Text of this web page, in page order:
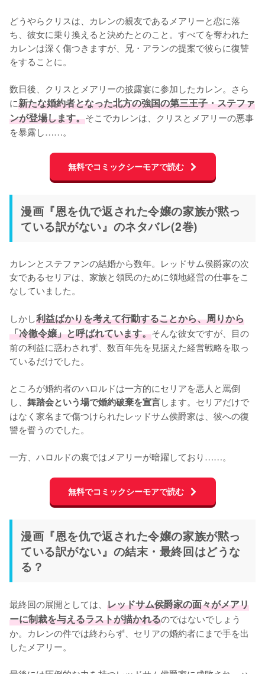
どうやらクリスは、カレンの親友であるメアリーと恋に落
ち、彼女に乗り換えると決めたとのこと。すべてを奪われた
カレンは深く傷つきますが、兄・アランの提案で彼らに復讐
をすることに。
数日後、クリスとメアリーの披露宴に参加したカレン。さら
に新たな婚約者となった北方の強国の第三王子・ステファ
ンが登場します。そこでカレンは、クリスとメアリーの悪事
を暴露し……。
無料でコミックシーモアで読む
漫画『恩を仇で返された令嬢の家族が黙っ
ている訳がない』のネタバレ(2巻)
カレンとステファンの結婚から数年。レッドサム侯爵家の次
女であるセリアは、家族と領民のために領地経営の仕事をこ
なしていました。
しかし利益ばかりを考えて行動することから、周りから
「冷徹令嬢」と呼ばれています。そんな彼女ですが、目の
前の利益に惑わされず、数百年先を見据えた経営戦略を取っ
ているだけでした。
ところが婚約者のハロルドは一方的にセリアを悪人と罵倒
し、 舞踏会という場で婚約破棄を宣言します。セリアだけで
はなく家名まで傷つけられたレッドサム侯爵家は、彼への復
讐を誓うのでした。
一方、ハロルドの裏ではメアリーが暗躍しており……。
無料でコミックシーモアで読む
漫画『恩を仇で返された令嬢の家族が黙っ
ている訳がない』の結末・最終回はどうな
る？
最終回の展開としては、 レッドサム侯爵家の面々がメアリ
ーに制裁を与えるラストが描かれるのではないでしょう
か。カレンの件では終わらず、セリアの婚約者にまで手を出
したメアリー。